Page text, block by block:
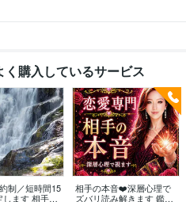
購入しているサービス
制／短時間15
ます 相手は
相手の本音❤️深層心理で
ズバリ読み解きます 鑑定